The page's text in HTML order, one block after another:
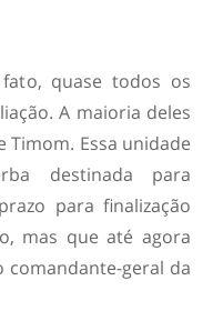
fato, quase todos os
A maioria deles
Timom. Essa unidade
destinada para
para finalização
mas que até agora
comandante-geral da